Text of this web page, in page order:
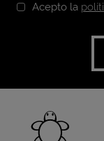
Acepto la